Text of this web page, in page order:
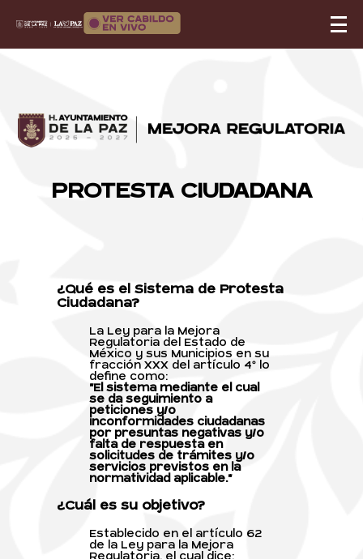
PROTESTA CIUDADANA
¿Qué es el Sistema de Protesta
Ciudadana?
La Ley para la Mejora
Regulatoria del Estado de
México y sus Municipios en su
fracción XXX del artículo 4º lo
define como:
"El sistema mediante el cual
se da seguimiento a
peticiones y/o
inconformidades ciudadanas
por presuntas negativas y/o
falta de respuesta en
solicitudes de trámites y/o
servicios previstos en la
normatividad aplicable."
¿Cuál es su objetivo?
Establecido en el artículo 62
de la Ley para la Mejora
Regulatoria, el cual dice: